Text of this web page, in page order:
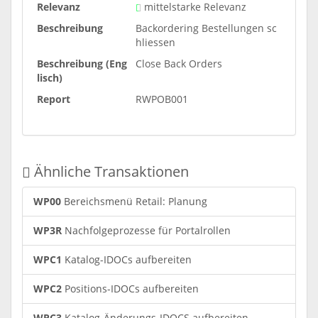
Relevanz
mittelstarke Relevanz
Beschreibung
Backordering Bestellungen sc
hliessen
Beschreibung (Eng
lisch)
Close Back Orders
Report RWPOB001
Ähnliche Transaktionen
WP00 Bereichsmenü Retail: Planung
WP3R Nachfolgeprozesse für Portalrollen
WPC1 Katalog-IDOCs aufbereiten
WPC2 Positions-IDOCs aufbereiten